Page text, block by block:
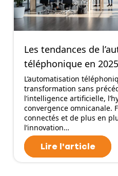
Les tendances de
téléphonique en 2025
L’automatisation
transformation sans
l’intelligence artificielle,
convergence omnicanale.
connectés et de plus en
l’innovation…
Lire l'article